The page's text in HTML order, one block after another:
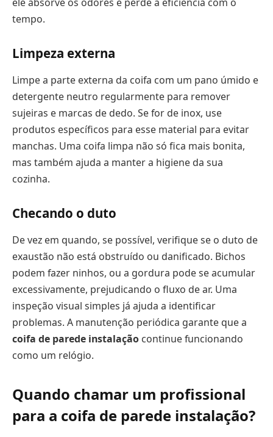
tempo.
Limpeza externa
Limpe a parte externa da coifa com um pano úmido e
detergente neutro regularmente para remover
sujeiras e marcas de dedo. Se for de inox, use
produtos específicos para esse material para evitar
manchas. Uma coifa limpa não só fica mais bonita,
mas também ajuda a manter a higiene da sua
cozinha.
Checando o duto
De vez em quando, se possível, verifique se o duto de
exaustão não está obstruído ou danificado. Bichos
podem fazer ninhos, ou a gordura pode se acumular
excessivamente, prejudicando o fluxo de ar. Uma
inspeção visual simples já ajuda a identificar
problemas. A manutenção periódica garante que a
coifa de parede instalação continue funcionando
como um relógio.
Quando chamar um profissional
para a coifa de parede instalação?